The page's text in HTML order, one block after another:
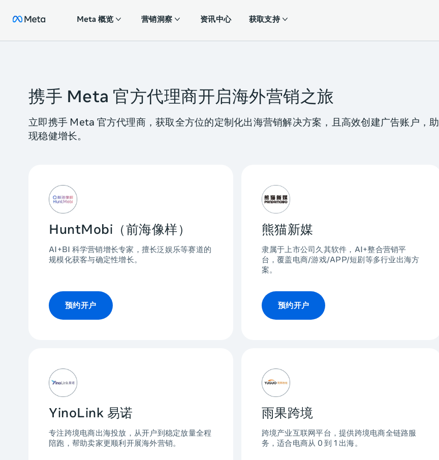
Meta 概览 营销洞察 资讯中心 获取支持
携手 Meta 官方代理商开启海外营销之旅
立即携手 Meta 官方代理商，获取全方位的定制化出海营销解决方案，且高效创建广告账户，
现稳健增长。
HuntMobi（前海像样）
AI+BI 科学营销增长专家，擅长泛娱乐等赛道的
规模化获客与确定性增长。
预约开户
熊猫新媒
隶属于上市公司久其软件，AI+整合营销平
台，覆盖电商/游戏/APP/短剧等多行业出海方
案。
预约开户
YinoLink 易诺
专注跨境电商出海投放，从开户到稳定放量全程
陪跑，帮助卖家更顺利开展海外营销。
雨果跨境
跨境产业互联网平台，提供跨境电商全链路服
务，适合电商从 0 到 1 出海。